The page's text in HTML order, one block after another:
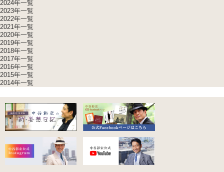
2024年一覧
2023年一覧
2022年一覧
2021年一覧
2020年一覧
2019年一覧
2018年一覧
2017年一覧
2016年一覧
2015年一覧
2014年一覧